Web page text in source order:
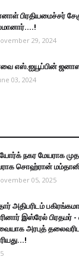
பிரதியமைச்சர்
29, 2024
எஸ்.ஐயூப்பின்
03, 2024
நகர மேயராக
சொஹ்ரான் மம்தானி
05, 2025
அதிபரிடம்
இஸ்ரேல் பிரதமர் -
அரபுத்